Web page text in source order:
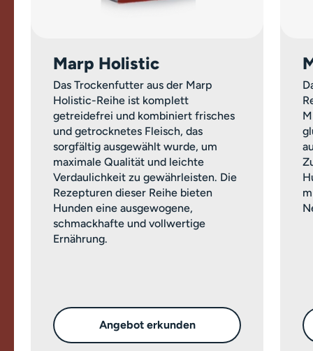
Marp Holistic
Das Trockenfutter aus der Marp
Holistic-Reihe ist komplett
getreidefrei und kombiniert frisches
und getrocknetes Fleisch, das
sorgfältig ausgewählt wurde, um
maximale Qualität und leichte
Verdaulichkeit zu gewährleisten. Die
Rezepturen dieser Reihe bieten
Hunden eine ausgewogene,
schmackhafte und vollwertige
Ernährung.
Angebot erkunden